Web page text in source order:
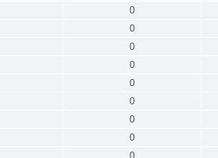
0
0
0
0
0
0
0
0
0